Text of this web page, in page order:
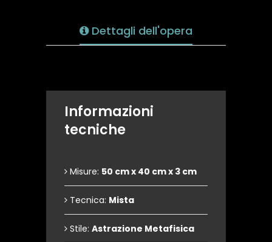
Dettagli dell'opera
Informazioni
tecniche
Misure: 50 cm x 40 cm x 3 cm
Tecnica: Mista
Stile: Astrazione Metafisica